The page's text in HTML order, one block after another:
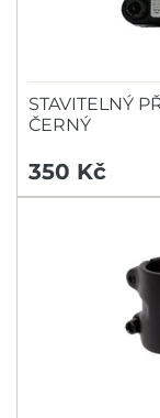
STAVITELNÝ
ČERNÝ
350 Kč